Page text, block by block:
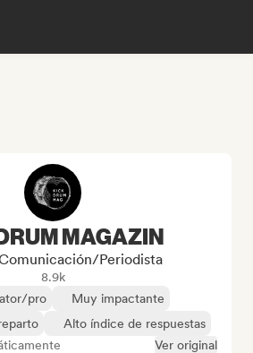
MAGAZIN
Periodista
8.9k
pro
Muy impactante
Alto índice de respuestas
Ver original